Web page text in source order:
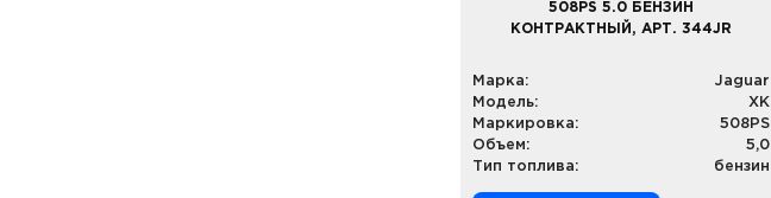
508PS 5.0 БЕНЗИН
КОНТРАКТНЫЙ, АРТ. 344JR
Марка:
Jaguar
Модель:
XK
Маркировка:
508PS
Объем:
5,0
Тип топлива:
бензин